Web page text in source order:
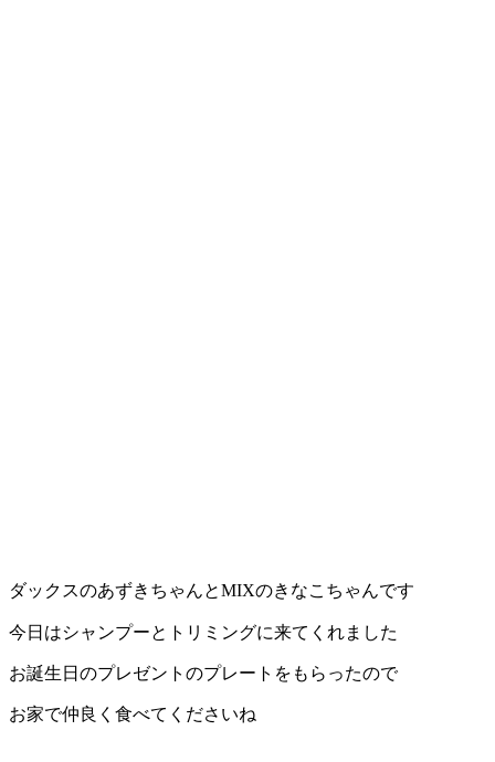
ダックスのあずきちゃんとMIXのきなこちゃんです
今日はシャンプーとトリミングに来てくれました
お誕生日のプレゼントのプレートをもらったので
お家で仲良く食べてくださいね